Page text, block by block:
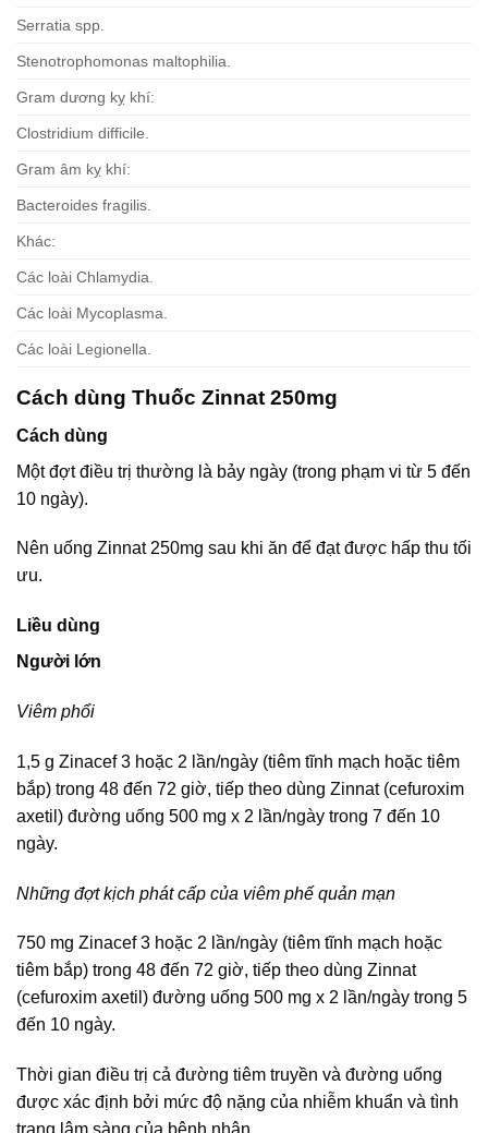
Serratia spp.
Stenotrophomonas maltophilia.
Gram dương kỵ khí:
Clostridium difficile.
Gram âm kỵ khí:
Bacteroides fragilis.
Khác:
Các loài Chlamydia.
Các loài Mycoplasma.
Các loài Legionella.
Cách dùng Thuốc Zinnat 250mg
Cách dùng
Một đợt điều trị thường là bảy ngày (trong phạm vi từ 5 đến
10 ngày).
Nên uống Zinnat 250mg sau khi ăn để đạt được hấp thu tối
ưu.
Liều dùng
Người lớn
Viêm phổi
1,5 g Zinacef 3 hoặc 2 lần/ngày (tiêm tĩnh mạch hoặc tiêm
bắp) trong 48 đến 72 giờ, tiếp theo dùng Zinnat (cefuroxim
axetil) đường uống 500 mg x 2 lần/ngày trong 7 đến 10
ngày.
Những đợt kịch phát cấp của viêm phế quản mạn
750 mg Zinacef 3 hoặc 2 lần/ngày (tiêm tĩnh mạch hoặc
tiêm bắp) trong 48 đến 72 giờ, tiếp theo dùng Zinnat
(cefuroxim axetil) đường uống 500 mg x 2 lần/ngày trong 5
đến 10 ngày.
Thời gian điều trị cả đường tiêm truyền và đường uống
được xác định bởi mức độ nặng của nhiễm khuẩn và tình